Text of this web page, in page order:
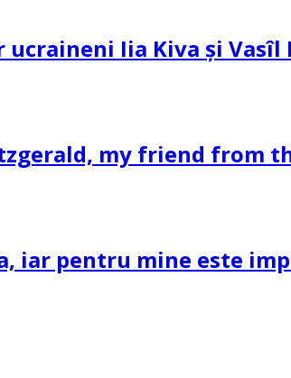
Iia Kiva și Vasîl
my friend from
iar pentru mine este